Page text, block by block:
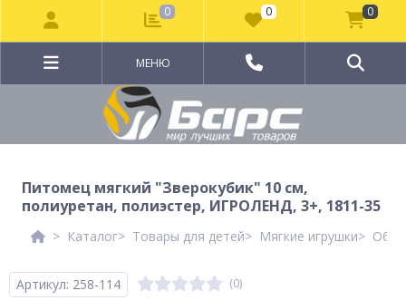
МЕНЮ
Питомец мягкий "Зверокубик" 10 см,
полиуретан, полиэстер, ИГРОЛЕНД, 3+, 1811-35
Каталог Товары для детей Мягкие игрушки
Артикул: 258-114 (0)
0 0 0